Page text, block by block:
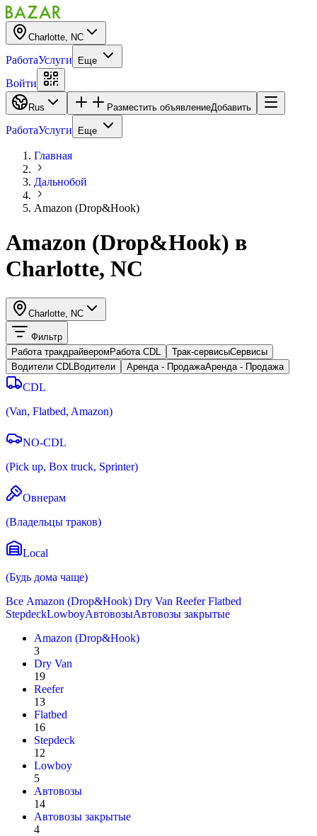
Charlotte, NC
РаботаУслуги Еще
Войти
Rus Разместить объявлениеДобавить
РаботаУслуги Еще
Главная
Дальнобой
Amazon (Drop&Hook)
Amazon (Drop&Hook) в
Charlotte, NC
Charlotte, NC
Фильтр
Работа тракдрайвером Работа CDL Трак-сервисыCервисы
Водители CDL Водители Аренда - ПродажаАренда - Продажа
CDL
(Van, Flatbed, Amazon)
NO-CDL
(Pick up, Box truck, Sprinter)
Овнерам
(Владельцы траков)
Local
(Будь дома чаще)
Все Amazon (Drop&Hook) Dry Van ReeferFlatbed
StepdeckLowboyАвтовозыАвтовозы закрытые
Amazon (Drop&Hook)
3
Dry Van
19
Reefer
13
Flatbed
16
Stepdeck
12
Lowboy
5
Автовозы
14
Автовозы закрытые
4